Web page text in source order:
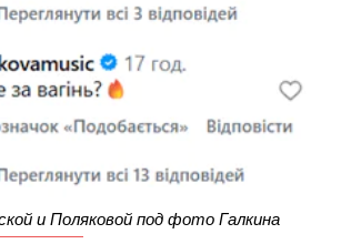
и Поляковой под фото Галкина